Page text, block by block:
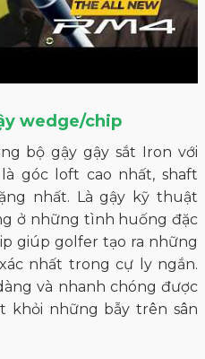
wedge/chip
bộ gậy gậy sắt Iron với
góc loft cao nhất, shaft
nhất. Là gậy kỹ thuật
ở những tình huống đặc
giúp golfer tạo ra những
nhất trong cự ly ngắn.
và nhanh chóng được
khỏi những bẫy trên sân